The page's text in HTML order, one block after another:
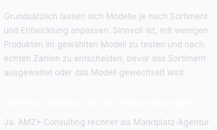
Grundsätzlich lassen sich Modelle je nach Sortiment
und Entwicklung anpassen. Sinnvoll ist, mit wenigen
Produkten im gewählten Modell zu testen und nach
echten Zahlen zu entscheiden, bevor das Sortiment
ausgeweitet oder das Modell gewechselt wird.
Ja. AMZ+ Consulting rechnet als Marktplatz-Agentur